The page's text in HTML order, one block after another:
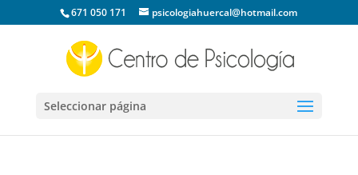
671 050 171 psicologiahuercal@hotmail.com
Seleccionar página